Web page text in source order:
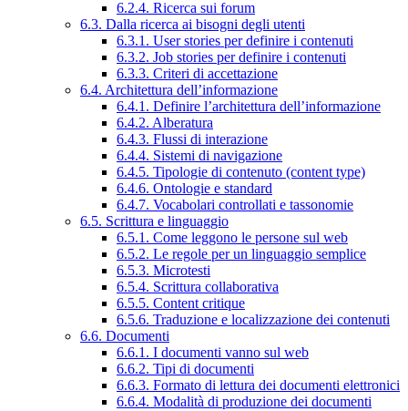
6.2.4. Ricerca sui forum
6.3. Dalla ricerca ai bisogni degli utenti
6.3.1. User stories per definire i contenuti
6.3.2. Job stories per definire i contenuti
6.3.3. Criteri di accettazione
6.4. Architettura dell’informazione
6.4.1. Definire l’architettura dell’informazione
6.4.2. Alberatura
6.4.3. Flussi di interazione
6.4.4. Sistemi di navigazione
6.4.5. Tipologie di contenuto (content type)
6.4.6. Ontologie e standard
6.4.7. Vocabolari controllati e tassonomie
6.5. Scrittura e linguaggio
6.5.1. Come leggono le persone sul web
6.5.2. Le regole per un linguaggio semplice
6.5.3. Microtesti
6.5.4. Scrittura collaborativa
6.5.5. Content critique
6.5.6. Traduzione e localizzazione dei contenuti
6.6. Documenti
6.6.1. I documenti vanno sul web
6.6.2. Tipi di documenti
6.6.3. Formato di lettura dei documenti elettronici
6.6.4. Modalità di produzione dei documenti